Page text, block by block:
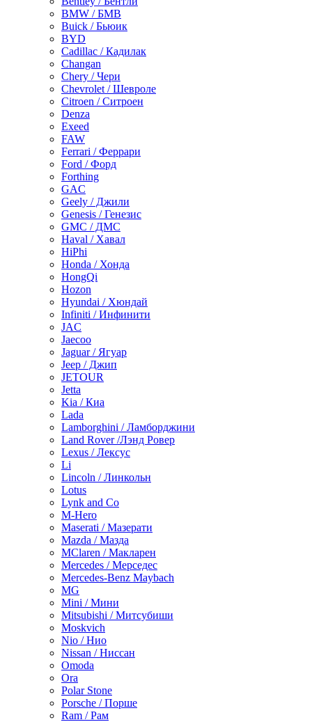
BMW / БМВ
Buick / Бьюик
BYD
Cadillac / Кадилак
Changan
Chery / Чери
Chevrolet / Шевроле
Citroen / Ситроен
Denza
Exeed
FAW
Ferrari / Феррари
Ford / Форд
Forthing
GAC
Geely / Джили
Genesis / Генезис
GMC / ДМС
Haval / Хавал
HiPhi
Honda / Хонда
HongQi
Hozon
Hyundai / Хюндай
Infiniti / Инфинити
JAC
Jaecoo
Jaguar / Ягуар
Jeep / Джип
JETOUR
Jetta
Kia / Киа
Lada
Lamborghini / Ламборджини
Land Rover /Лэнд Ровер
Lexus / Лексус
Li
Lincoln / Линкольн
Lotus
Lynk and Co
M-Hero
Maserati / Мазерати
Mazda / Мазда
MClaren / Макларен
Mercedes / Мерседес
Mercedes-Benz Maybach
MG
Mini / Мини
Mitsubishi / Митсубиши
Moskvich
Nio / Нио
Nissan / Ниссан
Omoda
Ora
Polar Stone
Porsche / Порше
Ram / Рам